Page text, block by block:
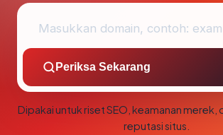
Periksa Sekarang
Dipakai untuk riset SEO, keamanan merek,
reputasi situs.